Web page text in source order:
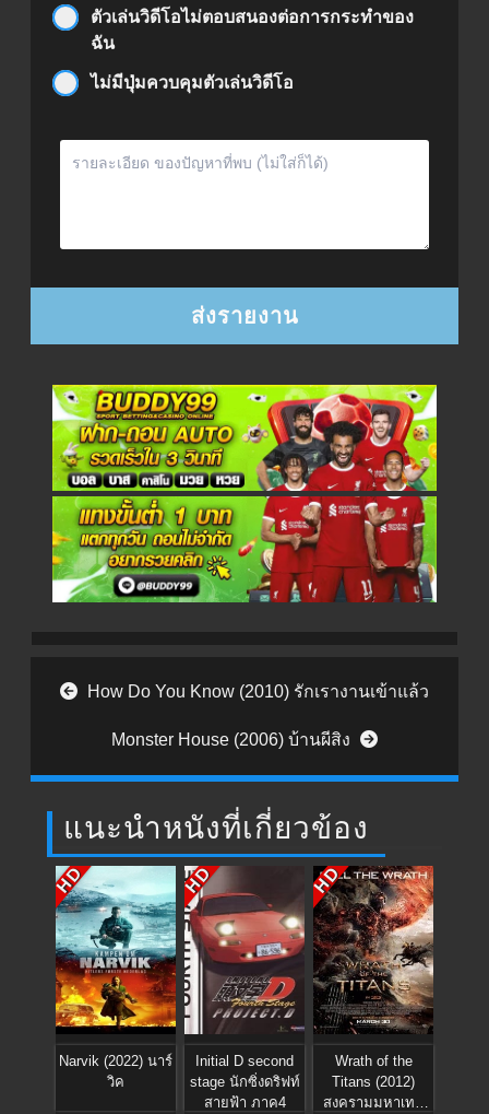
ตัวเล่นวิดีโอไม่ตอบสนองต่อการกระทำของ
ฉัน
ไม่มีปุ่มควบคุมตัวเล่นวิดีโอ
Post navigation
How Do You Know (2010) รักเรางานเข้าแล้ว
Monster House (2006) บ้านผีสิง
แนะนำหนังที่เกี่ยวข้อง
HD
Narvik (2022) นาร์
วิค
HD
Initial D second
stage นักซิ่งดริฟท์
สายฟ้า ภาค4
HD
Wrath of the
Titans (2012)
สงครามมหาเทพ